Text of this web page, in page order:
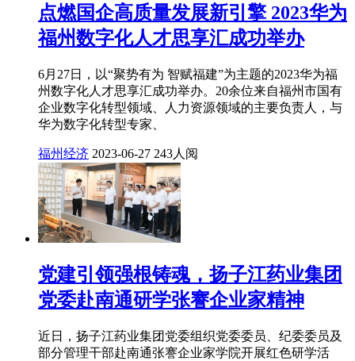
点燃国企高质量发展新引擎 2023华为
福州数字化人才思享汇成功举办
6月27日，以“聚势有为 智赋福建”为主题的2023华为福
州数字化人才思享汇成功举办。20余位来自福州市国有
企业数字化转型领域、人力资源领域的主要负责人，与
华为数字化转型专家、
福州经济 2023-06-27 243人阅
党建引领强根铸魂，扬子江药业集团
党委赴南通研学张謇企业家精神
近日，扬子江药业集团党委组织党委委员、纪委委员及
部分管理干部赴南通张謇企业家学院开展红色研学活